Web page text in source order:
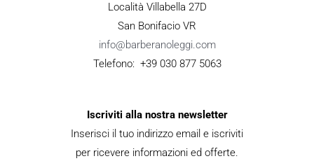
Località Villabella 27D
San Bonifacio VR
info@barberanoleggi.com
Telefono: +39 030 877 5063
Iscriviti alla nostra newsletter
Inserisci il tuo indirizzo email e iscriviti
per ricevere informazioni ed offerte.